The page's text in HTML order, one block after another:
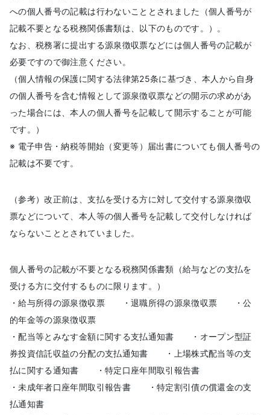
への個人番号の記載は行わないこととされました（個人番号が
記載不要となる税務関係書類は、以下のものです。）。
なお、税務署に提出する源泉徴収票などには個人番号の記載が
必要ですので御注意ください。
（個人情報の保護に関する法律第25条に基づき、本人から自身
の個人番号を含む情報として源泉徴収票などの開示の求めがあ
った場合には、本人の個人番号を記載して開示することが可能
です。）
※ 電子申告・納税等開始（変更等）届出書についても個人番号の
記載は不要です。
（参考）改正前は、支払を受ける方に対して交付する源泉徴収
票などについて、本人等の個人番号を記載して交付しなければ
ならないこととされていました。
個人番号の記載が不要となる税務関係書類（給与などの支払を
受ける方に交付するものに限ります。）
・給与所得の源泉徴収票 ・退職所得の源泉徴収票 ・公
的年金等の源泉徴収票
・配当等とみなす金額に関する支払通知書 ・オープン型証
券投資信託収益の分配の支払通知書 ・上場株式配当等の支
払に関する通知書 ・特定口座年間取引報告書
・未成年者口座年間取引報告書 ・特定割引債の償還金の支
払通知書